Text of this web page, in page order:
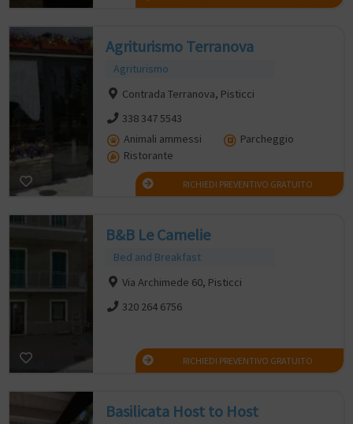
Agriturismo Terranova
Agriturismo
Contrada Terranova, Pisticci
338 347 5543
Animali ammessi
Parcheggio
Ristorante
RICHIEDI PREVENTIVO GRATUITO
B&B Le Camelie
Bed and Breakfast
Via Archimede 60, Pisticci
320 264 6756
RICHIEDI PREVENTIVO GRATUITO
Basilicata Host to Host